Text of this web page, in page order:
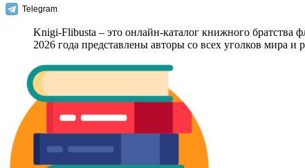
Telegram
Knigi-Flibusta – это онлайн-каталог книжного братства
2026 года представлены авторы со всех уголков мира